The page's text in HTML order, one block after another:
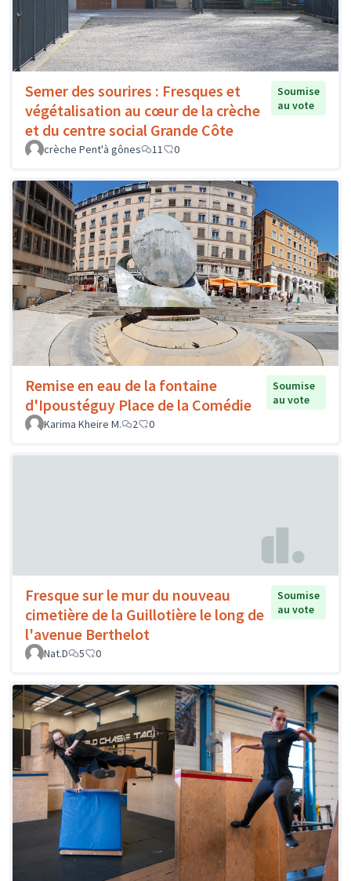
Semer des sourires : Fresques et
végétalisation au cœur de la crèche
et du centre social Grande Côte
Soumise
au vote
crèche Pent'à gônes 11 0
Remise en eau de la fontaine
d'Ipoustéguy Place de la Comédie
Soumise
au vote
Karima Kheire M.
2 0
Fresque sur le mur du nouveau
cimetière de la Guillotière le long de
l'avenue Berthelot
Soumise
au vote
Nat.D 5 0